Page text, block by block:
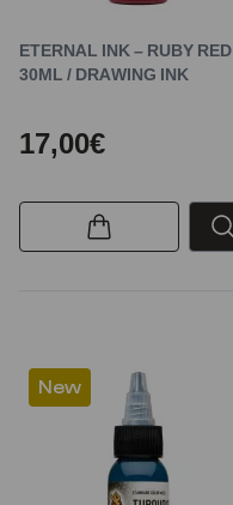
ETERNAL INK – RUBY RED
30ML / DRAWING INK
17,00€
New